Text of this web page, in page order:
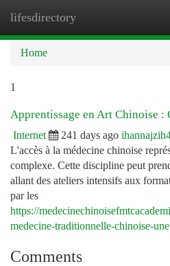
lifesdirectory
Home
1
Apprentissage en Art Chinoise :
Internet 241 days ago
L'accès à la médecine chinoise
complexe. Cette discipline peut
allant des ateliers intensifs aux
par les
https://
medecine-traditionnelle-chinoise-
Comments